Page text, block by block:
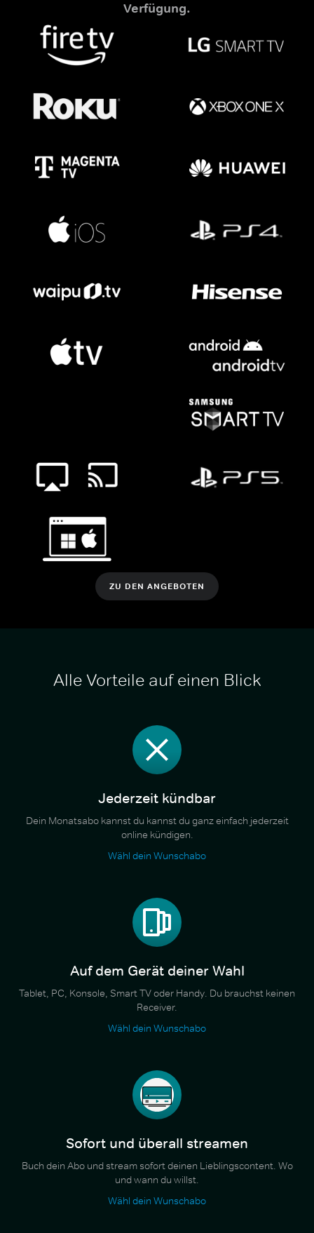
Verfügung.
ZU DEN ANGEBOTEN
Alle Vorteile auf einen Blick
Jederzeit kündbar
Dein Monatsabo kannst du kannst du ganz einfach jederzeit
online kündigen.
Wähl dein Wunschabo
Auf dem Gerät deiner Wahl
Tablet, PC, Konsole, Smart TV oder Handy. Du brauchst keinen
Receiver.
Wähl dein Wunschabo
Sofort und überall streamen
Buch dein Abo und stream sofort deinen Lieblingscontent. Wo
und wann du willst.
Wähl dein Wunschabo